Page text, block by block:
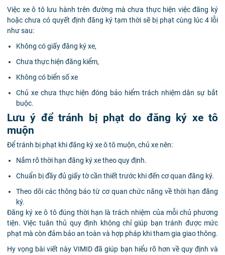
Việc xe ô tô lưu hành trên đường mà chưa thực hiện việc đăng ký
hoặc chưa có quyết định đăng ký tạm thời sẽ bị phạt cùng lúc 4 lỗi
như sau:
Không có giấy đăng ký xe,
Chưa thực hiện đăng kiểm,
Không có biển số xe
Chủ xe chưa thực hiện đóng bảo hiểm trách nhiệm dân sự bắt
buộc.
Lưu ý để tránh bị phạt do đăng ký xe tô
muộn
Để tránh bị phạt khi đăng ký xe ô tô muộn, chủ xe nên:
Nắm rõ thời hạn đăng ký xe theo quy định.
Chuẩn bị đầy đủ giấy tờ cần thiết trước khi đến cơ quan đăng ký.
Theo dõi các thông báo từ cơ quan chức năng về thời hạn đăng
ký.
Đăng ký xe ô tô đúng thời hạn là trách nhiệm của mỗi chủ phương
tiện. Việc tuân thủ quy định không chỉ giúp bạn tránh được mức
phạt mà còn đảm bảo an toàn và hợp pháp khi tham gia giao thông.
Hy vọng bài viết này VIMID đã giúp bạn hiểu rõ hơn về quy định và